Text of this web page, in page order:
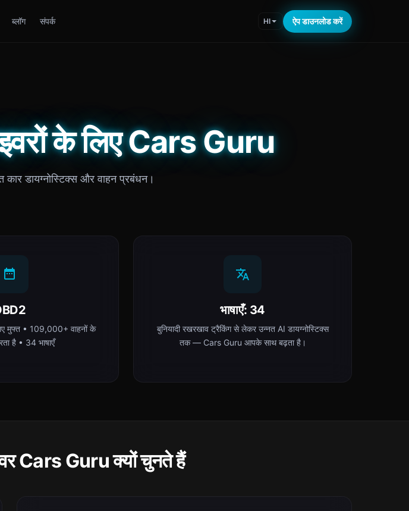
ब्लॉग संपर्क HI ऐप डाउनलोड करें
के लिए Cars Guru
डायग्नोस्टिक्स और वाहन प्रबंधन।
मुफ्त • 109,000+ वाहनों के
है • 34 भाषाएँ
भाषाएँ: 34
बुनियादी रखरखाव ट्रैकिंग से लेकर उन्नत AI डायग्नोस्टिक्स
तक — Cars Guru आपके साथ बढ़ता है।
Cars Guru क्यों चुनते हैं